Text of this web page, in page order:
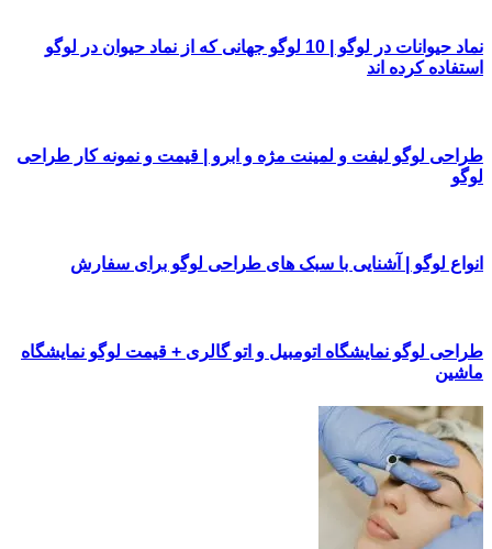
نماد حیوانات در لوگو | 10 لوگو جهانی که از نماد حیوان در لوگو
استفاده کرده اند
طراحی لوگو لیفت و لمینت مژه و ابرو | قیمت و نمونه کار طراحی
لوگو
انواع لوگو | آشنایی با سبک های طراحی لوگو برای سفارش
طراحی لوگو نمایشگاه اتومبیل و اتو گالری + قیمت لوگو نمایشگاه
ماشین